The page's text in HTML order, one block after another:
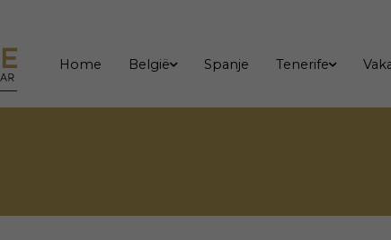
Home België Spanje Tenerife